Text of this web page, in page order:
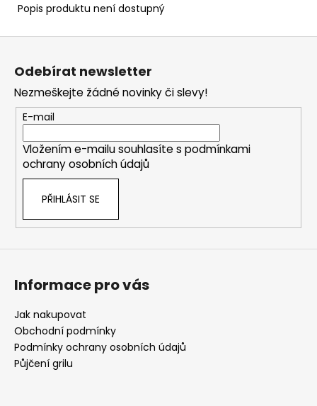
Popis produktu není dostupný
Z
Odebírat newsletter
Nezmeškejte žádné novinky či slevy!
E-mail
Vložením e-mailu souhlasíte s podmínkami
ochrany osobních údajů
PŘIHLÁSIT SE
Informace pro vás
Jak nakupovat
Obchodní podmínky
Podmínky ochrany osobních údajů
Půjčení grilu